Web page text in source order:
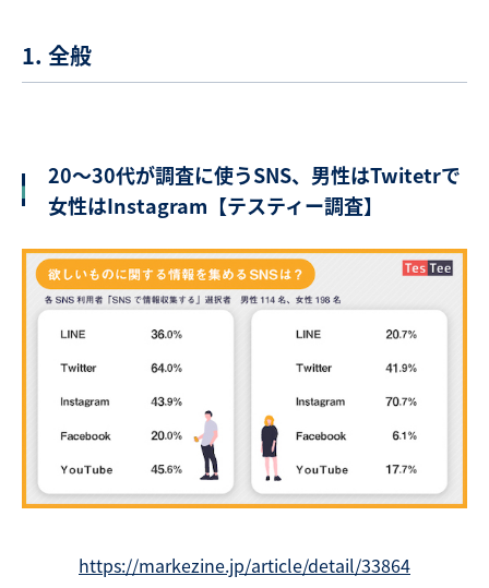
1. 全般
20～30代が調査に使うSNS、男性はTwitetrで
女性はInstagram【テスティー調査】
https://markezine.jp/article/detail/33864